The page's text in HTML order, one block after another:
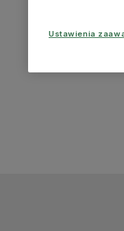
Ustawienia